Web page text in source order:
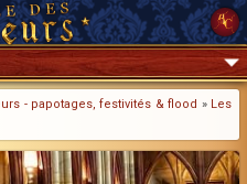
- papotages, festivités & flood » Les